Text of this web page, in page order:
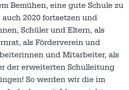
Bemühen, eine gute Schule zu
2020 fortsetzen und
Schüler und Eltern, als
als Förderverein und
und Mitarbeiter, als
der erweiterten Schulleitung
So werden wir die im